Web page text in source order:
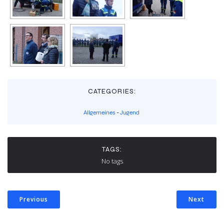
CATEGORIES:
Allgemeines -Jugend
TAGS:
No tags
Previous Next